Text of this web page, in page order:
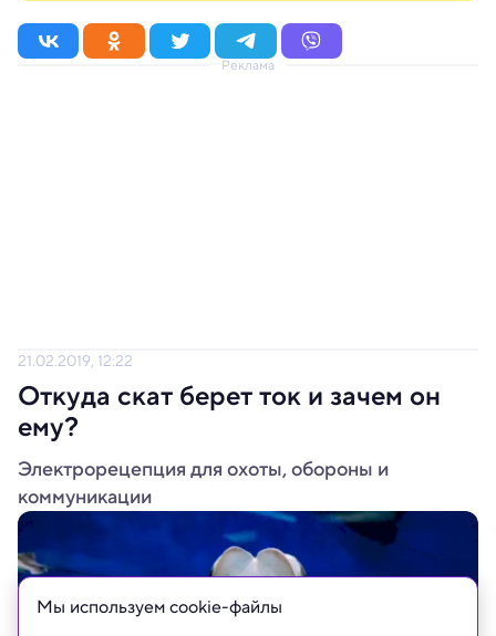
Реклама
21.02.2019, 12:22
Откуда скат берет ток и зачем он
ему?
Электрорецепция для охоты, обороны и
коммуникации
Мы используем сookie-файлы